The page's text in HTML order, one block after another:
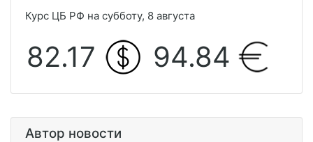
Курс ЦБ РФ на субботу, 8 августа
82.17 94.84
Автор новости